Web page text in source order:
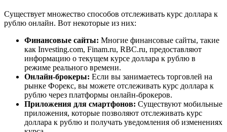
Существует множество способов отслеживать курс доллара к
рублю онлайн. Вот некоторые из них:
Финансовые сайты: Многие финансовые сайты, такие
как Investing.com, Finam.ru, RBC.ru, предоставляют
информацию о текущем курсе доллара к рублю в
режиме реального времени.
Онлайн-брокеры: Если вы занимаетесь торговлей на
рынке Форекс, вы можете отслеживать курс доллара к
рублю через платформы онлайн-брокеров.
Приложения для смартфонов: Существуют мобильные
приложения, которые позволяют отслеживать курс
доллара к рублю и получать уведомления об изменениях